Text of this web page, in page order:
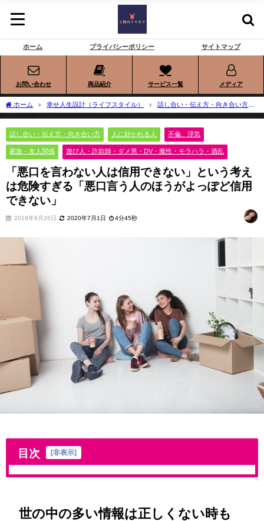
ホーム プライバシーポリシー サイトマップ
お問い合わせ 商品紹介 サービス一覧 メディア
ホーム 幸せ人生設計（ライフスタイル）
話し合い・伝え方・向き合い方
「悪口を言わない人は信用できない」という考えは危険すぎる「悪口言う人のほ
話し合い・伝え方・向き合い方
人に好かれる人 不倫、浮気
家族・友人関係 遊び人・詐欺師・ダメ男・DV・魔性・モラハラ・酒乱
「悪口を言わない人は信用できない」という考え
は危険すぎる「悪口言う人のほうがよっぽど信用
できない」
2019年9月26日 2020年7月1日 4分45秒
目次 [非表示]
世の中の多い情報は正しくない時も